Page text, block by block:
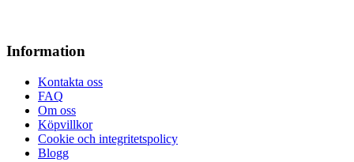
Information
Kontakta oss
FAQ
Om oss
Köpvillkor
Cookie och integritetspolicy
Blogg